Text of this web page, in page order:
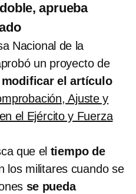
aprueba
Nacional de la
un proyecto de
modificar el artículo
Ajuste y
el Ejército y Fuerza
que el tiempo de
los militares cuando se
se pueda